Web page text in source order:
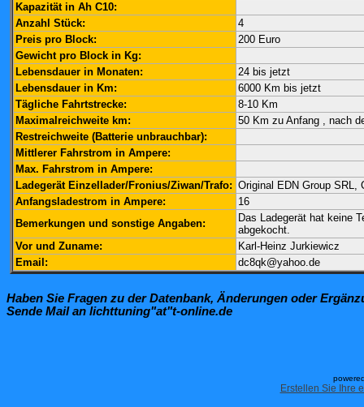
Kapazität in Ah C10:
Anzahl Stück:
4
Preis pro Block:
200 Euro
Gewicht pro Block in Kg:
Lebensdauer in Monaten:
24 bis jetzt
Lebensdauer in Km:
6000 Km bis jetzt
Tägliche Fahrtstrecke:
8-10 Km
Maximalreichweite km:
50 Km zu Anfang , nach
Restreichweite (Batterie unbrauchbar):
Mittlerer Fahrstrom in Ampere:
Max. Fahrstrom in Ampere:
Ladegerät Einzellader/Fronius/Ziwan/Trafo: Original EDN Group SRL,
Anfangsladestrom in Ampere:
16
Bemerkungen und sonstige Angaben:
Das Ladegerät hat keine
abgekocht.
Vor und Zuname:
Karl-Heinz Jurkiewicz
Email:
dc8qk@yahoo.de
Haben Sie Fragen zu der Datenbank, Änderungen oder
Sende Mail an lichttuning"at"t-online.de
Erstellen Sie Ihre